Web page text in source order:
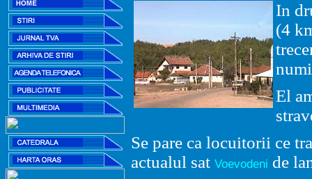
In
(4
El
Se pare ca locuitorii ce
actualul sat Voevodeni de